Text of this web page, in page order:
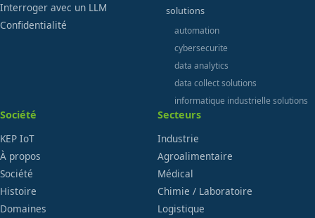
Interroger avec un LLM
Confidentialité
solutions
automation
cybersecurite
data analytics
data collect solutions
informatique industrielle solutions
Société
KEP IoT
À propos
Société
Histoire
Domaines
Secteurs
Industrie
Agroalimentaire
Médical
Chimie / Laboratoire
Logistique